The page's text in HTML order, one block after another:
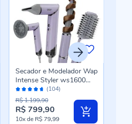
Avaliação:
92%
(104)
Secador e Modelador Wap
Intense Styler ws1600
Digital 5 em 1
R$ 799,90
R$ 1.199,90
10xde R$ 79,99